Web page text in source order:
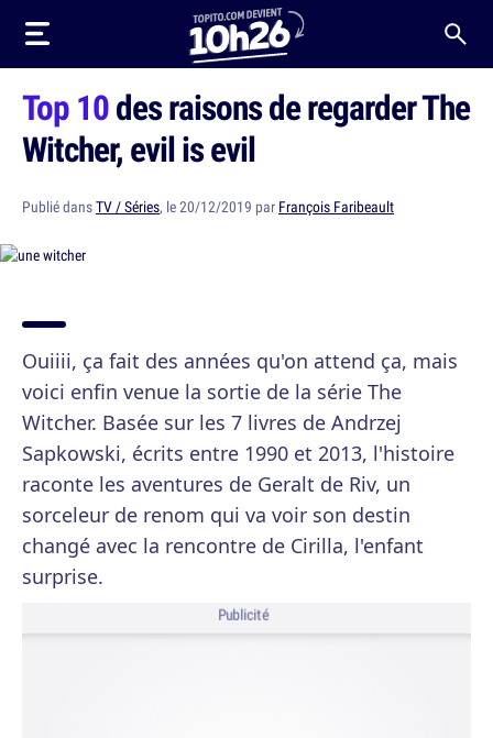
Top 10des raisons de regarder The
Witcher, evil is evil
Publié dansTV / Séries, le 20/12/2019 par François Faribeault
Ouiiii, ça fait des années qu'on attend ça, mais
voici enfin venue la sortie de la série The
Witcher. Basée sur les 7 livres de Andrzej
Sapkowski, écrits entre 1990 et 2013, l'histoire
raconte les aventures de Geralt de Riv, un
sorceleur de renom qui va voir son destin
changé avec la rencontre de Cirilla, l'enfant
surprise.
Publicité